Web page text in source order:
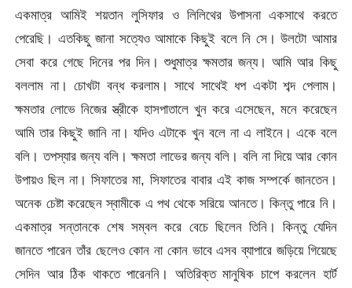
একমাত্র আমিই শয়তান লুসিফার ও লিলিথের উপাসনা একসাথে করতে
পেরেছি। এতকিছু জানা সত্যেও আমাকে কিছুই বলে নি সে। উলটো আমার
সেবা করে গেছে দিনের পর দিন। শুধুমাত্র ক্ষমতার জন্য। আমি আর কিছু
বললাম না। চোখটা বন্ধ করলাম। সাথে সাথেই ধপ একটা শব্দ পেলাম।
ক্ষমতার লোভে নিজের স্ত্রীকে হাসপাতালে খুন করে এসেছেন, মনে করেছেন
আমি তার কিছুই জানি না। যদিও এটাকে খুন বলে না এ লাইনে। একে বলে
বলি। তপস্যার জন্য বলি। ক্ষমতা লাভের জন্য বলি। বলি না দিয়ে আর কোন
উপায়ও ছিল না। সিফাতের মা, সিফাতের বাবার এই কাজ সম্পর্কে জানতেন।
অনেক চেষ্টা করেছেন স্বামীকে এ পথ থেকে সরিয়ে আনতে। কিন্তু পারে নি।
একমাত্র সন্তানকে শেষ সম্বল করে বেচে ছিলেন তিনি। কিন্তু যেদিন
জানতে পারেন তাঁর ছেলেও কোন না কোন ভাবে এসব ব্যাপারে জড়িয়ে গিয়েছে
সেদিন আর ঠিক থাকতে পারেননি। অতিরিক্ত মানুষিক চাপে করলেন হার্ট